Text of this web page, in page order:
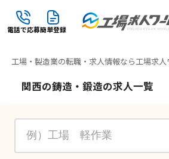
電話で応募簡単登録
工場・製造業の転職・求人情報なら工場求人
関西の鋳造・鍛造の求人一覧